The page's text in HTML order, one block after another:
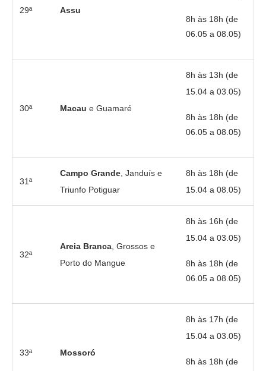
29ª Assu
8h às 18h (de
06.05 a 08.05)
30ª Macau e Guamaré
8h às 13h (de
15.04 a 03.05)
8h às 18h (de
06.05 a 08.05)
31ª
Campo Grande, Janduís e
Triunfo Potiguar
8h às 18h (de
15.04 a 08.05)
32ª
Areia Branca, Grossos e
Porto do Mangue
8h às 16h (de
15.04 a 03.05)
8h às 18h (de
06.05 a 08.05)
33ª Mossoró
8h às 17h (de
15.04 a 03.05)
8h às 18h (de